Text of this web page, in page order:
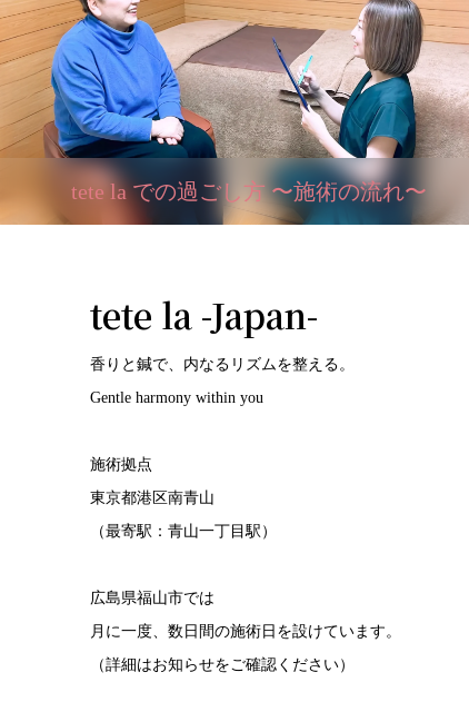
tete la での過ごし方 〜施術の流れ〜
tete la -Japan-
香りと鍼で、内なるリズムを整える。
Gentle harmony within you
施術拠点
東京都港区南青山
（最寄駅：青山一丁目駅）
広島県福山市では
月に一度、数日間の施術日を設けています。
（詳細はお知らせをご確認ください）